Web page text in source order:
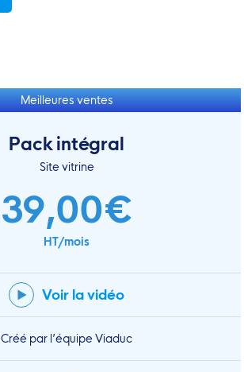
Meilleures ventes
Pack intégral
Site vitrine
39,00€
HT/mois
Voir la vidéo
Créé par l’équipe Viaduc